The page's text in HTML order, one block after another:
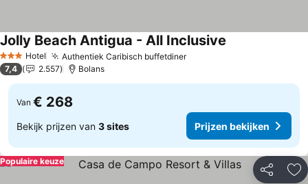
3 SterrenHotel Authentiek Caribisch buffetdinerPrijzen bekijken
Jolly Beach Antigua - All Inclusive
7,4 2.557 Bolans
Van € 268
Bekijk prijzen van 3 sites Prijzen bekijken
Delen
Populaire keuze